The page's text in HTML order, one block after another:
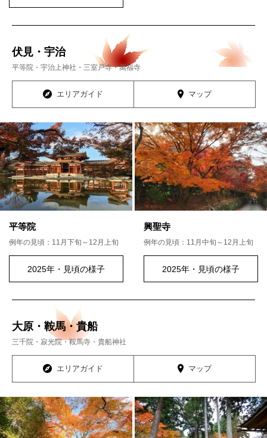
伏見・宇治
平等院・宇治上神社・三室戸寺・萬福寺
エリアガイド マップ
平等院
例年の見頃：11月下旬～12月上旬
2025年・見頃の様子
興聖寺
例年の見頃：11月中旬～12月上旬
2025年・見頃の様子
大原・鞍馬・貴船
三千院・寂光院・鞍馬寺・貴船神社
エリアガイド マップ